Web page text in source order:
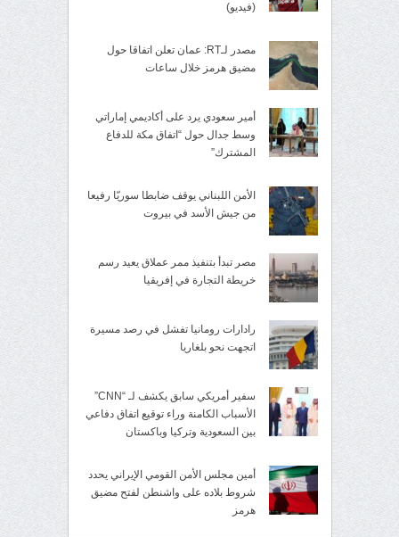
(فيديو)
مصدر لـRT: عمان تعلن اتفاقا حول
مضيق هرمز خلال ساعات
أمير سعودي يرد على أكاديمي إماراتي
وسط جدال حول “اتفاق مكة للدفاع
المشترك”
الأمن اللبناني يوقف ضابطا سوريّا رفيعا
من جيش الأسد في بيروت
مصر تبدأ بتنفيذ ممر عملاق يعيد رسم
خريطة التجارة في إفريقيا
رادارات رومانيا تفشل في رصد مسيرة
اتجهت نحو بلغاريا
سفير أمريكي سابق يكشف لـ “CNN”
الأسباب الكامنة وراء توقيع اتفاق دفاعي
بين السعودية وتركيا وباكستان
أمين مجلس الأمن القومي الإيراني يحدد
شروط بلاده على واشنطن لفتح مضيق
هرمز